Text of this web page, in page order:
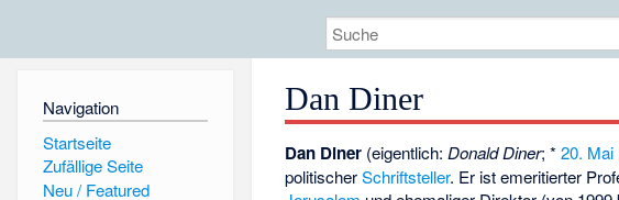
Navigation
Startseite
Zufällige Seite
Neu / Featured
Dan Diner
Dan Diner (eigentlich:Donald Diner; *20. Mai
politischerSchriftsteller. Er ist emeritierter